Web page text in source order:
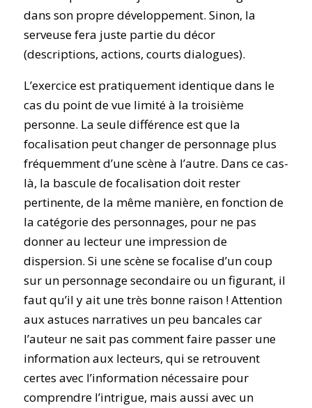
dans son propre développement. Sinon, la
serveuse fera juste partie du décor
(descriptions, actions, courts dialogues).
L’exercice est pratiquement identique dans le
cas du point de vue limité à la troisième
personne. La seule différence est que la
focalisation peut changer de personnage plus
fréquemment d’une scène à l’autre. Dans ce cas-
là, la bascule de focalisation doit rester
pertinente, de la même manière, en fonction de
la catégorie des personnages, pour ne pas
donner au lecteur une impression de
dispersion. Si une scène se focalise d’un coup
sur un personnage secondaire ou un figurant, il
faut qu’il y ait une très bonne raison !Attention
aux astuces narratives un peu bancales car
l’auteur ne sait pas comment faire passer une
information aux lecteurs, qui se retrouvent
certes avec l’information nécessaire pour
comprendre l’intrigue, mais aussi avec un